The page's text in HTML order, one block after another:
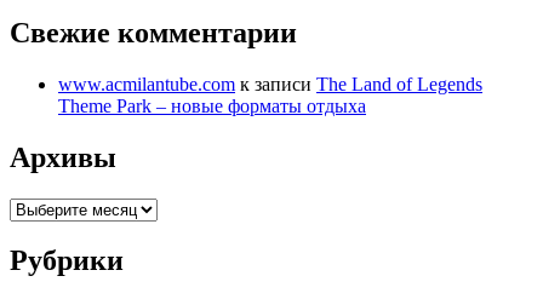
Свежие комментарии
www.acmilantube.com к записи The Land of Legends
Theme Park – новые форматы отдыха
Архивы
Архивы
Рубрики